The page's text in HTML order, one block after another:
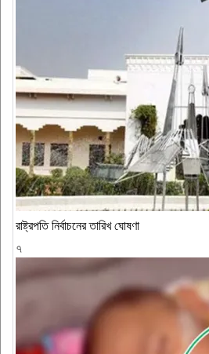
রাষ্ট্রপতি নির্বাচনের তারিখ ঘোষণা
৭